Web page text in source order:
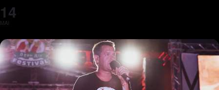
14
MAI